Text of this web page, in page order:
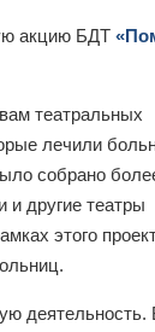
акцию БДТ
театральных
лечили
собрано
другие театры
этого
деятельность.